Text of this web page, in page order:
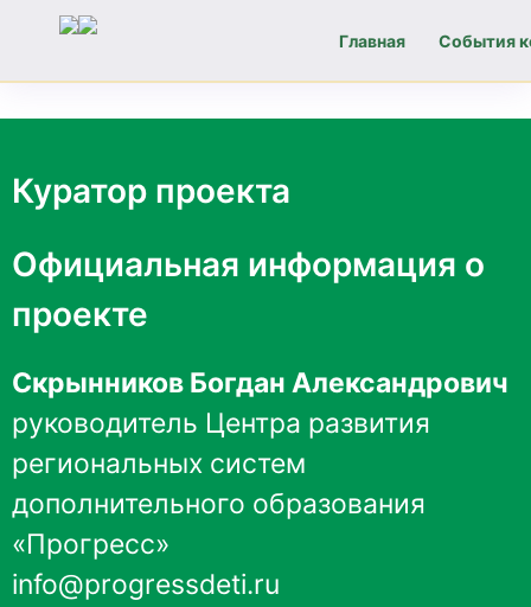
Главная События
поКуратор проекта
Официальная информация о
проекте
Скрынников Богдан Александрович
руководитель Центра развития
региональных систем
дополнительного образования
«Прогресс»
info@progressdeti.ru